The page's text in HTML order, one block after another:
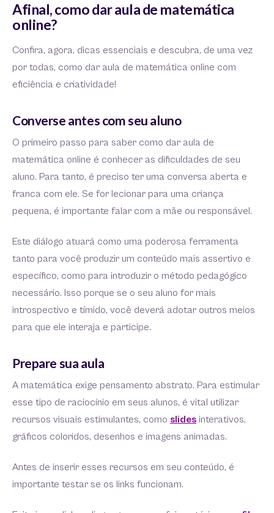
Afinal, como dar aula de matemática
online?
Confira, agora, dicas essenciais e descubra, de uma vez
por todas, como dar aula de matemática online com
eficiência e criatividade!
Converse antes com seu aluno
O primeiro passo para saber como dar aula de
matemática online é conhecer as dificuldades de seu
aluno. Para tanto, é preciso ter uma conversa aberta e
franca com ele. Se for lecionar para uma criança
pequena, é importante falar com a mãe ou responsável.
Este diálogo atuará como uma poderosa ferramenta
tanto para você produzir um conteúdo mais assertivo e
específico, como para introduzir o método pedagógico
necessário. Isso porque se o seu aluno for mais
introspectivo e tímido, você deverá adotar outros meios
para que ele interaja e participe.
Prepare sua aula
A matemática exige pensamento abstrato. Para estimular
esse tipo de raciocínio em seus alunos, é vital utilizar
recursos visuais estimulantes, como slides interativos,
gráficos coloridos, desenhos e imagens animadas.
Antes de inserir esses recursos em seu conteúdo, é
importante testar se os links funcionam.